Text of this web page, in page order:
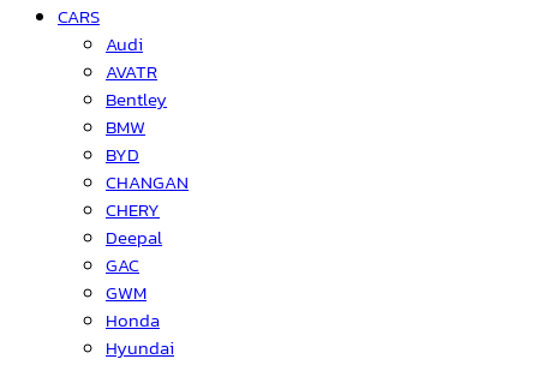
CARS
Audi
AVATR
Bentley
BMW
BYD
CHANGAN
CHERY
Deepal
GAC
GWM
Honda
Hyundai